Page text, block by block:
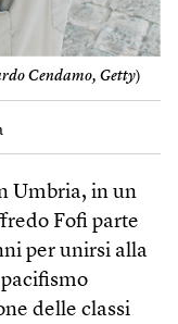
Cendamo, Getty)
Umbria, in un
Fofi parte
per unirsi alla
delle classi